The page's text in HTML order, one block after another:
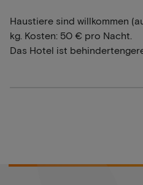
Haustiere sind willkommen
kg. Kosten: 50 € pro Nacht.
Das Hotel ist